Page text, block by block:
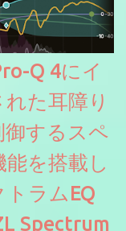
Q 4にイ
た耳障り
するスペ
を搭載し
ラムEQ
Spectrum